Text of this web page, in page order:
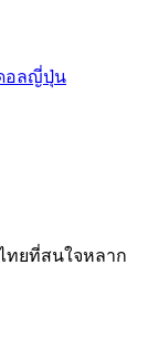
อลญี่ปุ่น
ทยที่สนใจหลาก